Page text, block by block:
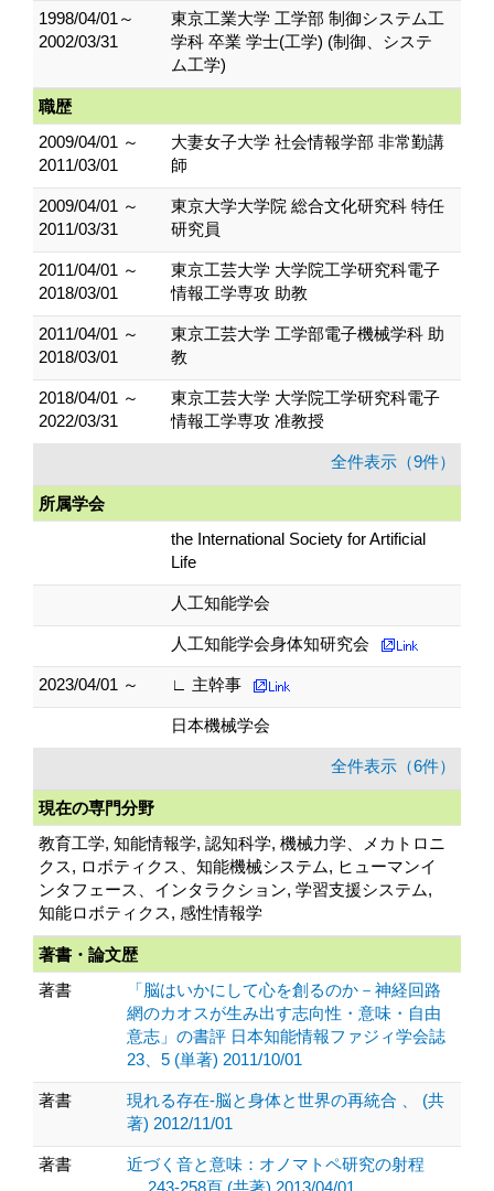
1998/04/01～
2002/03/31
東京工業大学 工学部 制御システム工
学科 卒業 学士(工学) (制御、システ
ム工学)
職歴
2009/04/01 ～
2011/03/01
大妻女子大学 社会情報学部 非常勤講
師
2009/04/01 ～
2011/03/31
東京大学大学院 総合文化研究科 特任
研究員
2011/04/01 ～
2018/03/01
東京工芸大学 大学院工学研究科電子
情報工学専攻 助教
2011/04/01 ～
2018/03/01
東京工芸大学 工学部電子機械学科 助
教
2018/04/01 ～
2022/03/31
東京工芸大学 大学院工学研究科電子
情報工学専攻 准教授
全件表示（9件）
所属学会
the International Society for Artificial
Life
人工知能学会
人工知能学会身体知研究会
2023/04/01 ～ ∟ 主幹事
日本機械学会
全件表示（6件）
現在の専門分野
教育工学, 知能情報学, 認知科学, 機械力学、メカトロニ
クス, ロボティクス、知能機械システム, ヒューマンイ
ンタフェース、インタラクション, 学習支援システム,
知能ロボティクス, 感性情報学
著書・論文歴
著書
「脳はいかにして心を創るのか－神経回路
網のカオスが生み出す志向性・意味・自由
意志」の書評 日本知能情報ファジィ学会誌
23、5 (単著) 2011/10/01
著書
現れる存在-脳と身体と世界の再統合 、 (共
著) 2012/11/01
著書
近づく音と意味：オノマトペ研究の射程
、,243-258頁 (共著) 2013/04/01